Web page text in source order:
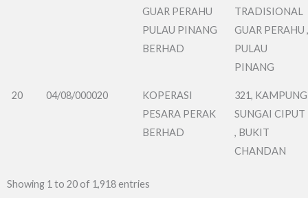
GUAR PERAHU
PULAU PINANG
BERHAD
TRADISIONAL
GUAR PERAHU
PULAU
PINANG
20 04/08/000020
KOPERASI
PESARA PERAK
BERHAD
321, KAMPUNG
SUNGAI CIPUT
, BUKIT
CHANDAN
Showing 1 to 20 of 1,918 entries